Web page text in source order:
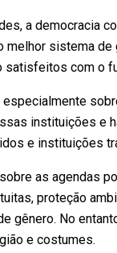
a democracia
melhor sistema
satisfeitos com o
especialmente
instituições e
e instituições
as agendas
proteção
gênero. No
e costumes.